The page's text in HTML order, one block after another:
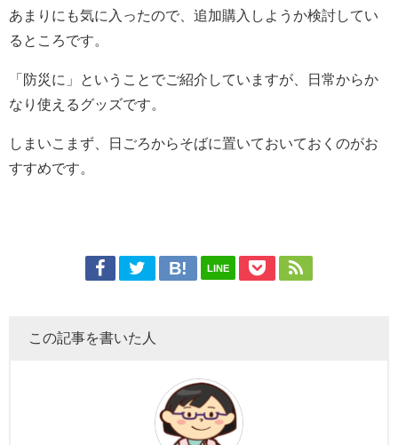
あまりにも気に入ったので、追加購入しようか検討してい
るところです。
「防災に」ということでご紹介していますが、日常からか
なり使えるグッズです。
しまいこまず、日ごろからそばに置いておいておくのがお
すすめです。
LINE
この記事を書いた人